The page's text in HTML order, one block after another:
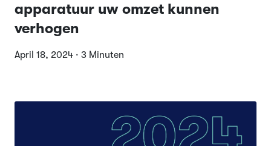
apparatuur uw omzet kunnen
verhogen
April 18, 2024 · 3 Minuten